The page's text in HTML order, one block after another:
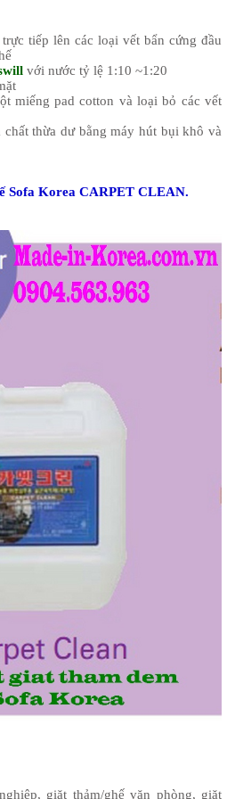
tiếp lên các loại vết bẩn cứng đầu
với nước tỷ lệ 1:10 ~1:20
miếng pad cotton và loại bỏ các vết
chất thừa dư bằng máy hút bụi khô và
Sofa Korea CARPET CLEAN.
giặt thảm/ghế văn phòng, giặt